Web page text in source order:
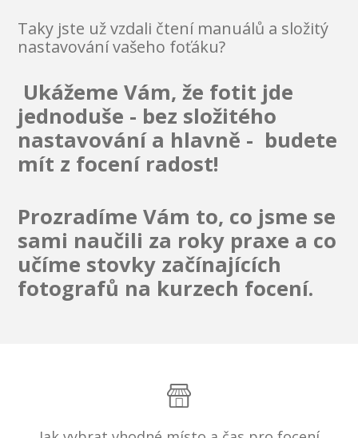
Taky jste už vzdali čtení manuálů a složitý
nastavování vašeho foťáku?
Ukážeme Vám, že fotit jde
jednoduše - bez složitého
nastavování a hlavně - budete
mít z focení radost!
Prozradíme Vám to, co jsme se
sami naučili za roky praxe a co
učíme stovky začínajících
fotografů na kurzech focení.